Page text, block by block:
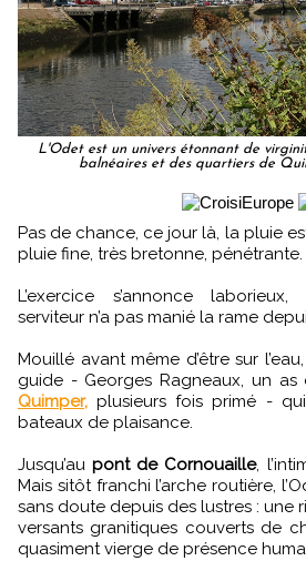
L'Odet est un univers étonnant de
balnéaires et des quartiers de
Pas de chance, ce jour là, la pluie est au rendez-vous. Une
pluie fine, très bretonne, pénétrante.
L’exercice s’annonce
serviteur n’a pas manié la rame
Mouillé avant même d’être sur
guide - Georges Ragneaux, un as
Quimper, plusieurs fois primé -
bateaux de plaisance.
Jusqu’aupont de Cornouaille,
Mais sitôt franchi l’arche routière,
sans doute depuis des lustres : une
versants granitiques couverts de
quasiment vierge de présence